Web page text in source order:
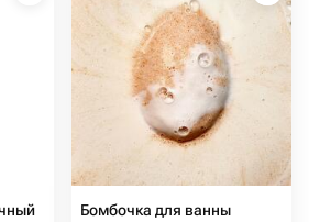
Бомбочка для ванны